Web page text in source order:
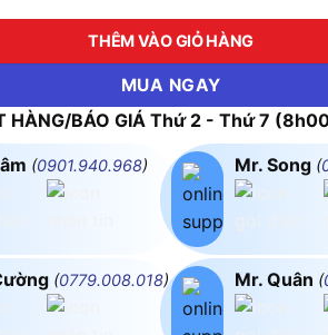
THÊM VÀO GIỎ HÀNG
MUA NGAY
HÀNG/BÁO GIÁ Thứ 2 - Thứ 7
(0901.940.968)
(0779.008.018)
Mr. Song (
Mr. Quân (